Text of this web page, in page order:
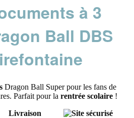
à 3
Ball DBS
Dragon Ball Super pour les fans de
Parfait pour la rentrée scolaire !